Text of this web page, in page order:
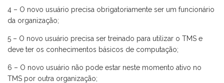
4 – O novo usuário precisa obrigatoriamente ser um funcionário
da organização;
5 – O novo usuário precisa ser treinado para utilizar o TMS e
deve ter os conhecimentos básicos de computação;
6 – O novo usuário não pode estar neste momento ativo no
TMS por outra organização;